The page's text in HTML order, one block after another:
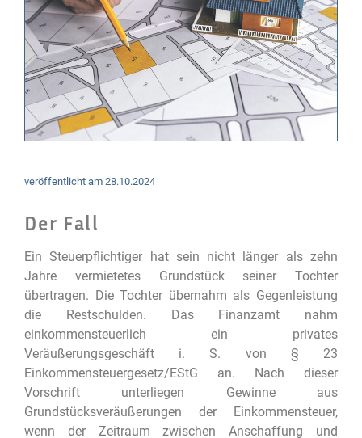
veröffentlicht am 28.10.2024
Der Fall
Ein Steuerpflichtiger hat sein nicht länger als zehn
Jahre vermietetes Grundstück seiner Tochter
übertragen. Die Tochter übernahm als Gegenleistung
die Restschulden. Das Finanzamt nahm
einkommensteuerlich ein privates
Veräußerungsgeschäft i. S. von § 23
Einkommensteuergesetz/EStG an. Nach dieser
Vorschrift unterliegen Gewinne aus
Grundstücksveräußerungen der Einkommensteuer,
wenn der Zeitraum zwischen Anschaffung und